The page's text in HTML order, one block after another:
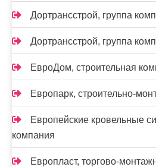
Дортрансстрой, группа
Дортрансстрой, группа
ЕвроДом, строительная
Европарк, строительно-
Европейские кровельные
компания
Европласт, торгово-